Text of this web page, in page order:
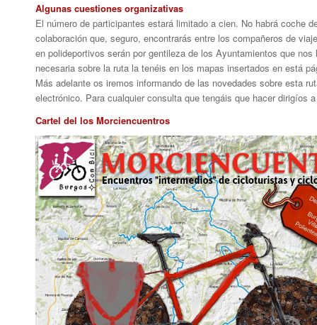
Algunas cuestiones organizativas
El número de participantes estará limitado a cien. No habrá coche
colaboración que, seguro, encontrarás entre los compañeros de
en polideportivos serán por gentileza de los Ayuntamientos que
necesaria sobre la ruta la tenéis en los mapas insertados en está
Más adelante os iremos informando de las novedades sobre esta
electrónico. Para cualquier consulta que tengáis que hacer dirigíos
Cartel del los Morciencuentros